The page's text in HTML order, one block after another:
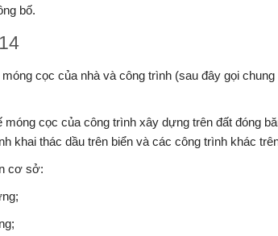
bố.
cọc của nhà và công trình (sau đây gọi
móng cọc của công trình xây dựng trên đất đóng
khai thác dầu trên biển và các công trình khác
cơ sở: